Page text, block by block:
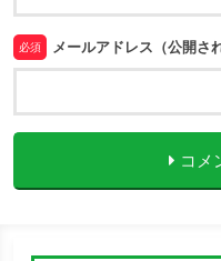
必須 メールアドレス（公開さ
コメ